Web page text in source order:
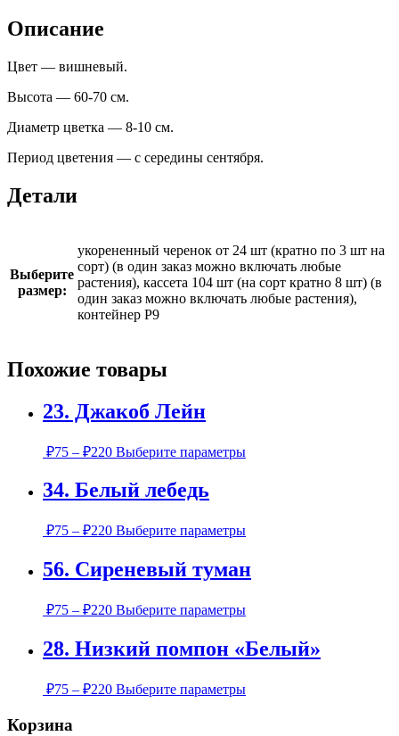
Описание
Цвет — вишневый.
Высота — 60-70 см.
Диаметр цветка — 8-10 см.
Период цветения — с середины сентября.
Детали
Выберите
размер:
укорененный черенок от 24 шт (кратно по 3 шт на
сорт) (в один заказ можно включать любые
растения), кассета 104 шт (на сорт кратно 8 шт) (в
один заказ можно включать любые растения),
контейнер Р9
Похожие товары
23. Джакоб Лейн
₽75 – ₽220 Выберите параметрыЭтот
Опции
на
товара.
34. Белый лебедь
₽75 – ₽220 Выберите параметрыЭтот
несколько
Опции
выбрать
на
товара.
56. Сиреневый туман
₽75 – ₽220 Выберите параметрыЭтот
имеет
несколько
Опции
28. Низкий помпон «Белый»
₽75 – ₽220 Выберите параметрыЭтот
Корзина